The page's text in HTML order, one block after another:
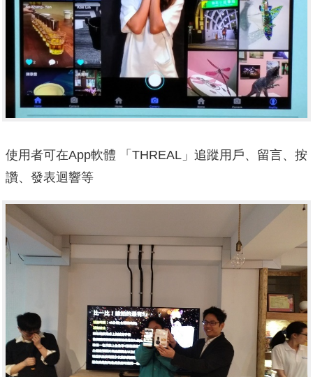
使用者可在App軟體 「THREAL」追蹤用戶、留言、按
讚、發表迴響等